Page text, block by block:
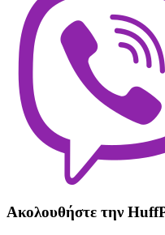
Ακολουθήστε την